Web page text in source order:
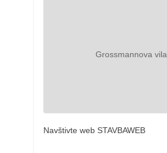
Navštivte web STAVBAWEB